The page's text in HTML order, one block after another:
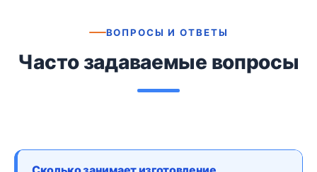
ВОПРОСЫ И ОТВЕТЫ
Часто задаваемые вопросы